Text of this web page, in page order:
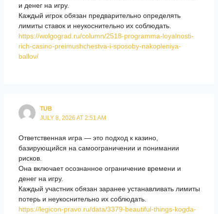
и денег на игру.
Каждый игрок обязан предварительно определять
лимиты ставок и неукоснительно их соблюдать.
https://wolgograd.ru/column/2518-programma-loyalnosti-
rich-casino-preimushchestva-i-sposoby-nakopleniya-
ballov/
TUB
JULY 8, 2026 AT 2:51 AM
Ответственная игра — это подход к казино,
базирующийся на самоограничении и понимании
рисков.
Она включает осознанное ограничение времени и
денег на игру.
Каждый участник обязан заранее устанавливать лимиты
потерь и неукоснительно их соблюдать.
https://legicon-pravo.ru/data/3379-beautiful-things-kogda-